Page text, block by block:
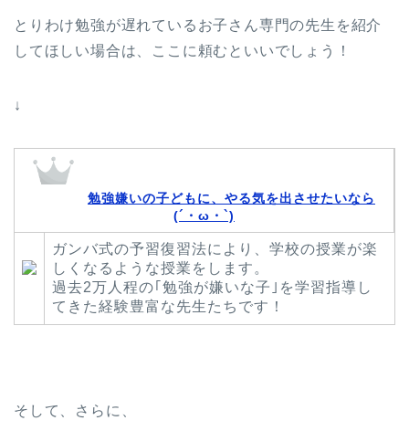
とりわけ勉強が遅れているお子さん専門の先生を紹介
してほしい場合は、ここに頼むといいでしょう！
↓
勉強嫌いの子どもに、やる気を出させたいなら
(´・ω・`)
ガンバ式の予習復習法により、学校の授業が楽
しくなるような授業をします。
過去2万人程の｢勉強が嫌いな子｣を学習指導し
てきた経験豊富な先生たちです！
そして、さらに、